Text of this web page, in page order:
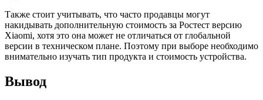
Также стоит учитывать, что часто продавцы могут
накидывать дополнительную стоимость за Ростест версию
Xiaomi, хотя это она может не отличаться от глобальной
версии в техническом плане. Поэтому при выборе необходимо
внимательно изучать тип продукта и стоимость устройства.
Вывод